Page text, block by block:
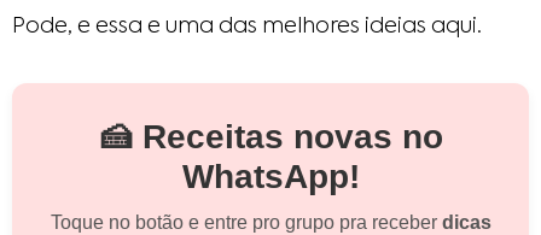
Pode, e essa e uma das melhores ideias aqui.
🍰 Receitas novas no
WhatsApp!
Toque no botão e entre pro grupo pra receber dicas